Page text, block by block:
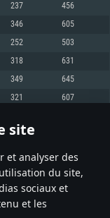
site
et analyser des
du site,
sociaux et
et les
sont pas supportés)
de Metal
(moins de 6 mois) /
237 456
346 605
252 503
318 631
349 645
321 607